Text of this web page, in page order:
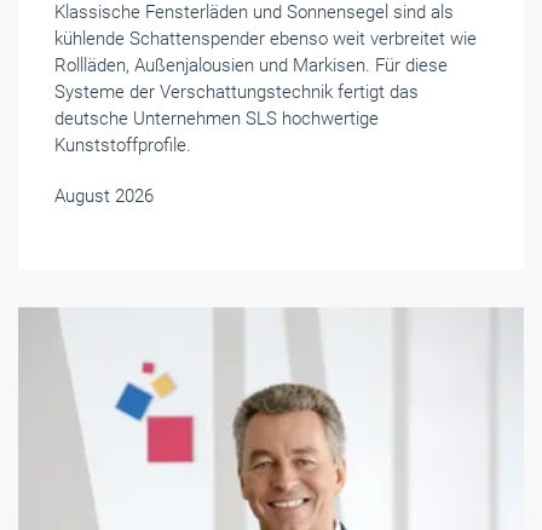
Klassische Fensterläden und Sonnensegel sind als
kühlende Schattenspender ebenso weit verbreitet wie
Rollläden, Außenjalousien und Markisen. Für diese
Systeme der Verschattungstechnik fertigt das
deutsche Unternehmen SLS hochwertige
Kunststoffprofile.
August 2026